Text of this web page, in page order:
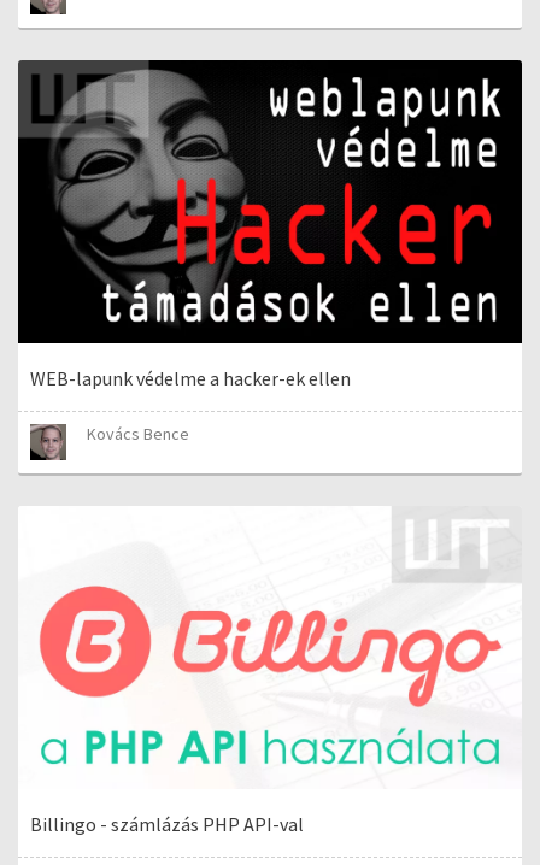
WEB-lapunk védelme a hacker-ek ellen
Kovács Bence
Billingo - számlázás PHP API-val